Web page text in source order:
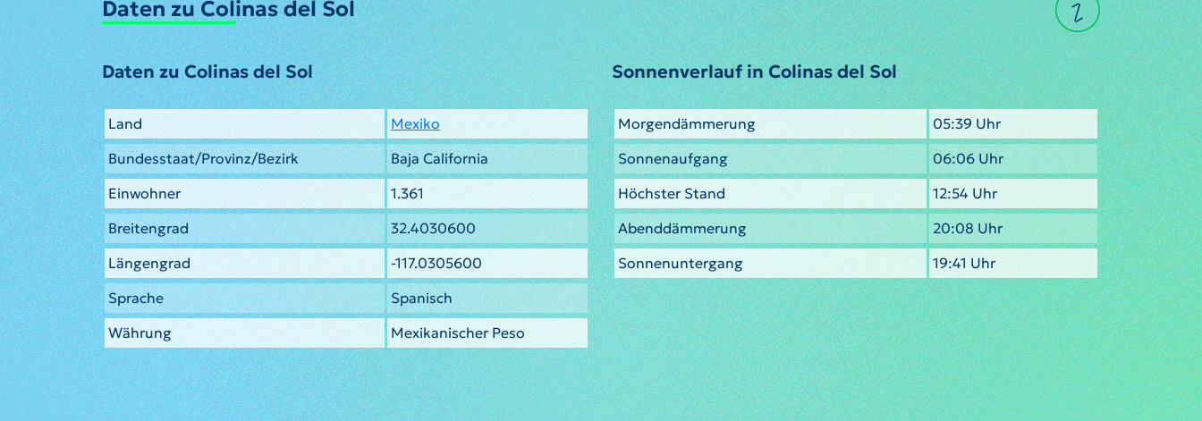
Daten zu Colinas del Sol
Daten zu Colinas del Sol
Land
Mexiko
Bundesstaat/Provinz/Bezirk
Baja California
Einwohner
1.361
Breitengrad
32.4030600
Längengrad
-117.0305600
Sprache
Spanisch
Währung
Mexikanischer Peso
Sonnenverlauf in Colinas del Sol
Morgendämmerung
05:39 Uhr
Sonnenaufgang
06:06 Uhr
Höchster Stand
12:54 Uhr
Abenddämmerung
20:08 Uhr
Sonnenuntergang
19:41 Uhr